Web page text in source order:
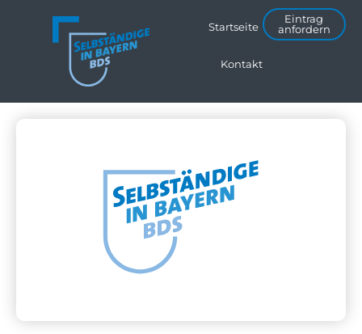
Startseite
Kontakt
Eintrag
anfordern